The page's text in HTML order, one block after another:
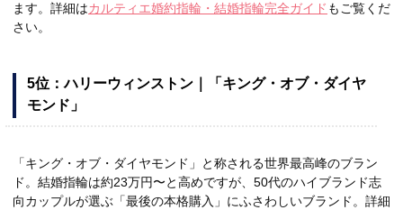
ます。詳細はカルティエ婚約指輪・結婚指輪完全ガイド もご覧くだ
さい。
5位：ハリーウィンストン｜「キング・オブ・ダイヤ
モンド」
「キング・オブ・ダイヤモンド」と称される世界最高峰のブラン
ド。結婚指輪は約23万円〜と高めですが、50代のハイブランド志
向カップルが選ぶ「最後の本格購入」にふさわしいブランド。詳細